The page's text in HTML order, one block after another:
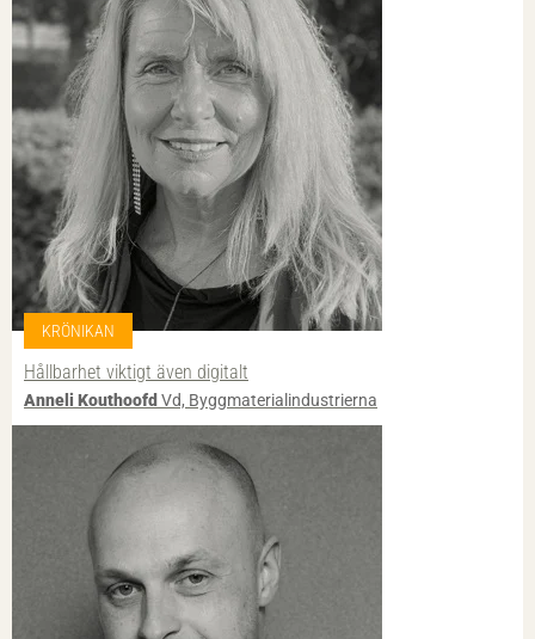
KRÖNIKAN
Hållbarhet viktigt även digitalt
Anneli Kouthoofd Vd, Byggmaterialindustrierna